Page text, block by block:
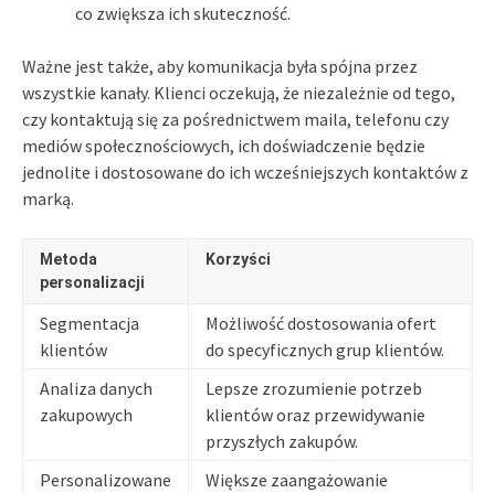
co zwiększa ich skuteczność.
Ważne jest także, aby komunikacja była spójna przez
wszystkie kanały. Klienci oczekują, że niezależnie od tego,
czy kontaktują się za pośrednictwem maila, telefonu czy
mediów społecznościowych, ich doświadczenie będzie
jednolite i dostosowane do ich wcześniejszych kontaktów z
marką.
Metoda
personalizacji
Korzyści
Segmentacja
klientów
Możliwość dostosowania ofert
do specyficznych grup klientów.
Analiza danych
zakupowych
Lepsze zrozumienie potrzeb
klientów oraz przewidywanie
przyszłych zakupów.
Personalizowane
Większe zaangażowanie